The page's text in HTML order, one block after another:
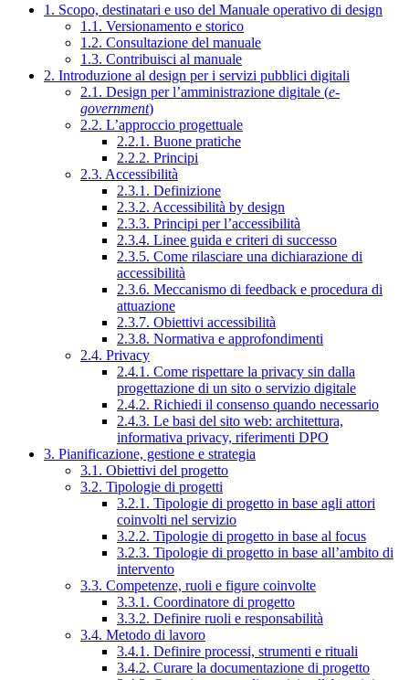
1. Scopo, destinatari e uso del Manuale operativo di design
1.1. Versionamento e storico
1.2. Consultazione del manuale
1.3. Contribuisci al manuale
2. Introduzione al design per i servizi pubblici digitali
2.1. Design per l’amministrazione digitale (e-
government)
2.2. L’approccio progettuale
2.2.1. Buone pratiche
2.2.2. Principi
2.3. Accessibilità
2.3.1. Definizione
2.3.2. Accessibilità by design
2.3.3. Principi per l’accessibilità
2.3.4. Linee guida e criteri di successo
2.3.5. Come rilasciare una dichiarazione di
accessibilità
2.3.6. Meccanismo di feedback e procedura di
attuazione
2.3.7. Obiettivi accessibilità
2.3.8. Normativa e approfondimenti
2.4. Privacy
2.4.1. Come rispettare la privacy sin dalla
progettazione di un sito o servizio digitale
2.4.2. Richiedi il consenso quando necessario
2.4.3. Le basi del sito web: architettura,
informativa privacy, riferimenti DPO
3. Pianificazione, gestione e strategia
3.1. Obiettivi del progetto
3.2. Tipologie di progetti
3.2.1. Tipologie di progetto in base agli attori
coinvolti nel servizio
3.2.2. Tipologie di progetto in base al focus
3.2.3. Tipologie di progetto in base all’ambito di
intervento
3.3. Competenze, ruoli e figure coinvolte
3.3.1. Coordinatore di progetto
3.3.2. Definire ruoli e responsabilità
3.4. Metodo di lavoro
3.4.1. Definire processi, strumenti e rituali
3.4.2. Curare la documentazione di progetto